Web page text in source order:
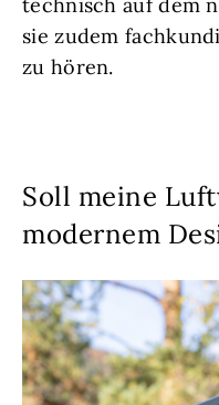
sie zudem
zu hören.
Soll meine
modernem